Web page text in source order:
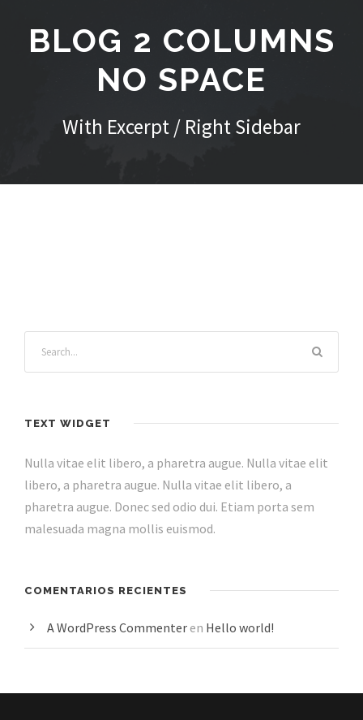
BLOG 2 COLUMNS
NO SPACE
With Excerpt / Right Sidebar
TEXT WIDGET
Nulla vitae elit libero, a pharetra augue. Nulla vitae elit
libero, a pharetra augue. Nulla vitae elit libero, a
pharetra augue. Donec sed odio dui. Etiam porta sem
malesuada magna mollis euismod.
COMENTARIOS RECIENTES
A WordPress Commenter en Hello world!